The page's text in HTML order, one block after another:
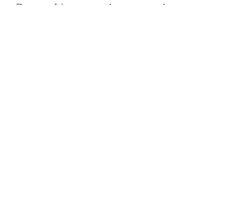
Diese Veranstaltung teilen